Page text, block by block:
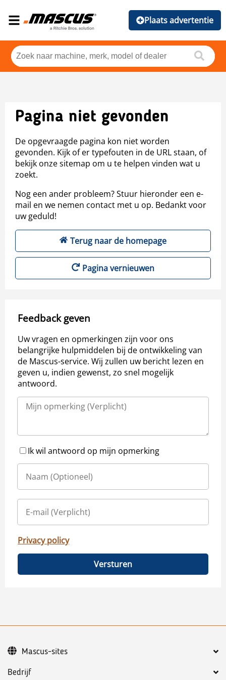
Plaats advertentie
Pagina niet gevonden
De opgevraagde pagina kon niet worden
gevonden. Kijk of er typefouten in de URL staan, of
bekijk onze sitemap om u te helpen vinden wat u
zoekt.
Nog een ander probleem? Stuur hieronder een e-
mail en we nemen contact met u op. Bedankt voor
uw geduld!
Terug naar de homepage
Pagina vernieuwen
Feedback geven
Uw vragen en opmerkingen zijn voor ons
belangrijke hulpmiddelen bij de ontwikkeling van
de Mascus-service. Wij zullen uw bericht lezen en
geven u, indien gewenst, zo snel mogelijk
antwoord.
Ik wil antwoord op mijn opmerking
Privacy policy
Versturen
Bedrijf
Mascus-sites